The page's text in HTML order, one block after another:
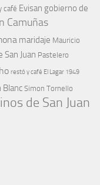
café Evisan gobierno de
Camuñas
maridaje Mauricio
Juan Pastelero
restó y café El Lagar 1949
Blanc Simon Tornello
de San Juan